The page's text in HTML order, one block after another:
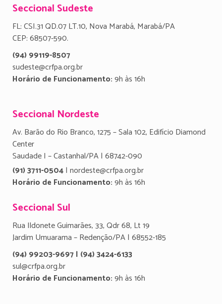
Seccional Sudeste
FL: CSI.31 QD.07 LT.10, Nova Marabá, Marabá/PA
CEP: 68507-590.
(94) 99119-8507
sudeste@crfpa.org.br
Horário de Funcionamento:9h às 16h
Seccional Nordeste
Av. Barão do Rio Branco, 1275 – Sala 102, Edifício Diamond
Center
Saudade I – Castanhal/PA | 68742-090
(91) 3711-0504| nordeste@crfpa.org.br
Horário de Funcionamento:9h às 16h
Seccional Sul
Rua Ildonete Guimarães, 33, Qdr 68, Lt 19
Jardim Umuarama – Redenção/PA | 68552-185
(94) 99203-9697 | (94) 3424-6133
sul@crfpa.org.br
Horário de Funcionamento:9h às 16h